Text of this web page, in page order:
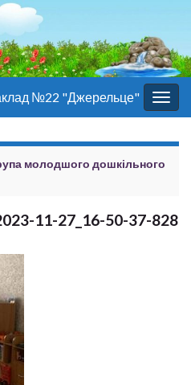
№22 "Джерельце"
молодшого дошкільного
11-27_16-50-37-828